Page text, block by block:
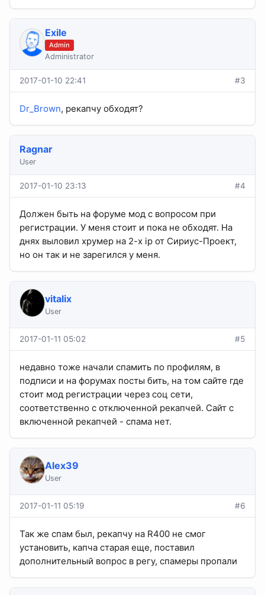
Exile
Admin
Administrator
2017-01-10 22:41 #3
Dr_Brown, рекапчу обходят?
Ragnar
User
2017-01-10 23:13 #4
Должен быть на форуме мод с вопросом при
регистрации. У меня стоит и пока не обходят. На
днях выловил хрумер на 2-х ip от Сириус-Проект,
но он так и не зарегился у меня.
vitalix
User
2017-01-11 05:02 #5
недавно тоже начали спамить по профилям, в
подписи и на форумах посты бить, на том сайте где
стоит мод регистрации через соц сети,
соответственно с отключенной рекапчей. Сайт с
включенной рекапчей - спама нет.
Alex39
User
2017-01-11 05:19 #6
Так же спам был, рекапчу на R400 не смог
установить, капча старая еще, поставил
дополнительный вопрос в регу, спамеры пропали